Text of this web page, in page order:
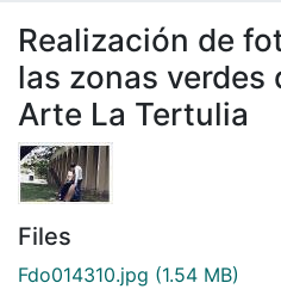
Realización de
las zonas verdes
Arte La Tertulia
Files
Fdo014310.jpg (1.54 MB)